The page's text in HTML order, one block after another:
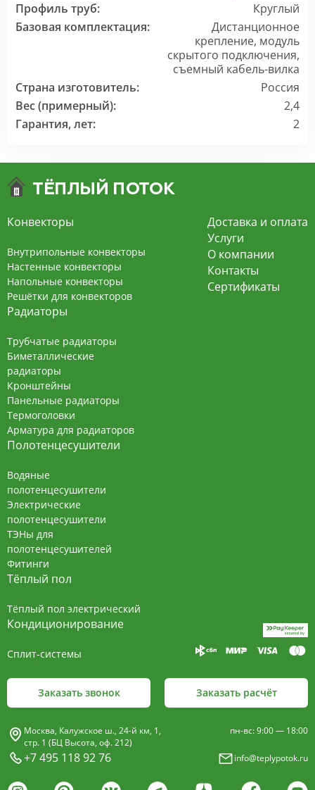
Профиль труб:
Круглый
Базовая комплектация:
Дистанционное
крепление, модуль
скрытого подключения,
съемный кабель-вилка
Страна изготовитель:
Россия
Вес (примерный):
2,4
Гарантия, лет:
2
Конвекторы
Внутрипольные конвекторы
Настенные конвекторы
Напольные конвекторы
Решётки для конвекторов
Радиаторы
Трубчатые радиаторы
Биметаллические
радиаторы
Кронштейны
Панельные радиаторы
Термоголовки
Арматура для радиаторов
Полотенцесушители
Водяные
полотенцесушители
Электрические
полотенцесушители
ТЭНы для
полотенцесушителей
Фитинги
Тёплый пол
Тёплый пол электрический
Кондиционирование
Сплит-системы
Доставка и оплата
Услуги
О компании
Контакты
Сертификаты
Заказать звонок Заказать расчёт
Москва, Калужское ш., 24-й км, 1,
стр. 1 (БЦ Высота, оф. 212)
+7 495 118 92 76
пн-вс: 9:00 — 18:00
info@teplypotok.ru